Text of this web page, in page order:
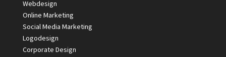
Webdesign
Online Marketing
Social Media Marketing
Logodesign
Corporate Design